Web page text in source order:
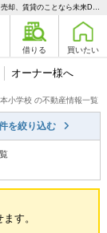
京都府 八幡市橋本栗ケ谷 八幡市立橋本小学校 ｜宇治エリアの不動産購入、売却、賃貸のことなら未来Designへ
借りる 買いたい
オーナー様へ
小学校 の不動産情報一覧
を絞り込む
す。